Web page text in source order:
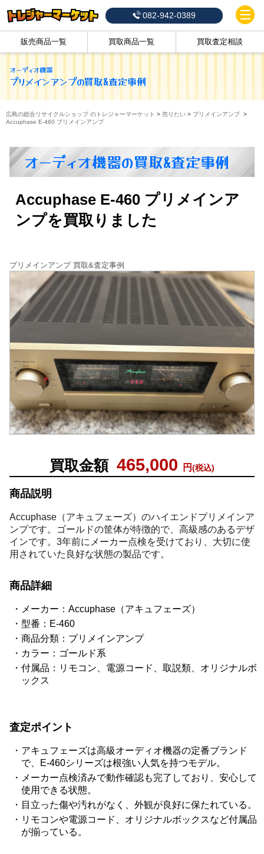
082-942-0389
販売商品一覧 買取商品一覧 買取査定相談
オーディオ機器
プリメインアンプの買取&査定事例
広島の総合リサイクルショップ のトレジャーマーケット > 売りたい > プリメインアンプ >
Accuphase E-460 プリメインアンプ
オーディオ機器の買取&査定事例
Accuphase E-460 プリメインア
ンプを買取りました
買取金額 465,000 円(税込)
商品説明
Accuphase（アキュフェーズ）のハイエンドプリメインア
ンプです。ゴールドの筐体が特徴的で、高級感のあるデザ
インです。3年前にメーカー点検を受けており、大切に使
用されていた良好な状態の製品です。
商品詳細
メーカー：Accuphase（アキュフェーズ）
型番：E-460
商品分類：プリメインアンプ
カラー：ゴールド系
付属品：リモコン、電源コード、取説類、オリジナルボ
ックス
査定ポイント
アキュフェーズは高級オーディオ機器の定番ブランド
で、E-460シリーズは根強い人気を持つモデル。
メーカー点検済みで動作確認も完了しており、安心して
使用できる状態。
目立った傷や汚れがなく、外観が良好に保たれている。
リモコンや電源コード、オリジナルボックスなど付属品
が揃っている。
プリメインアンプ 買取&査定事例